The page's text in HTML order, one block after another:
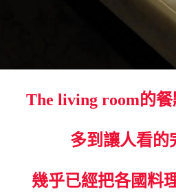
The living room的
多到讓人看的
幾乎已經把各國料